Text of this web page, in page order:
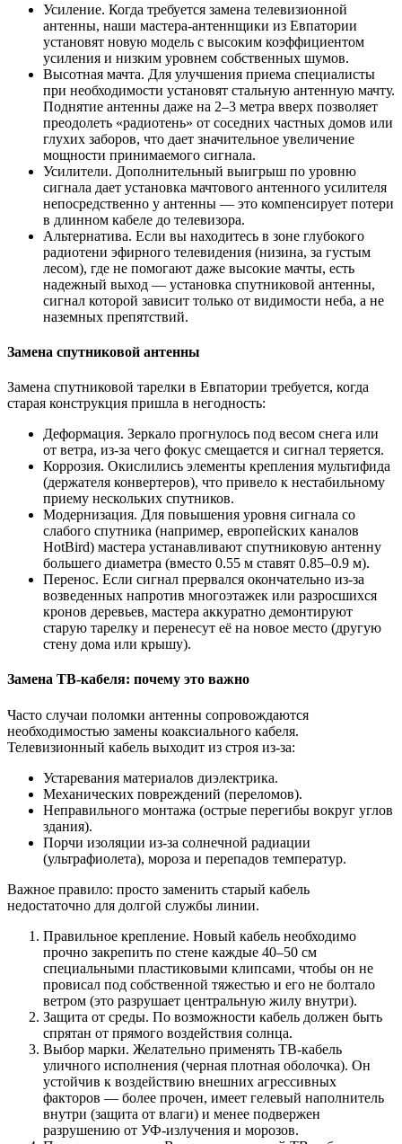
Усиление. Когда требуется замена телевизионной
антенны, наши мастера-антеннщики из Евпатории
установят новую модель с высоким коэффициентом
усиления и низким уровнем собственных шумов.
Высотная мачта. Для улучшения приема специалисты
при необходимости установят стальную антенную мачту.
Поднятие антенны даже на 2–3 метра вверх позволяет
преодолеть «радиотень» от соседних частных домов или
глухих заборов, что дает значительное увеличение
мощности принимаемого сигнала.
Усилители. Дополнительный выигрыш по уровню
сигнала дает установка мачтового антенного усилителя
непосредственно у антенны — это компенсирует потери
в длинном кабеле до телевизора.
Альтернатива. Если вы находитесь в зоне глубокого
радиотени эфирного телевидения (низина, за густым
лесом), где не помогают даже высокие мачты, есть
надежный выход — установка спутниковой антенны,
сигнал которой зависит только от видимости неба, а не
наземных препятствий.
Замена спутниковой антенны
Замена спутниковой тарелки в Евпатории требуется, когда
старая конструкция пришла в негодность:
Деформация. Зеркало прогнулось под весом снега или
от ветра, из-за чего фокус смещается и сигнал теряется.
Коррозия. Окислились элементы крепления мультифида
(держателя конвертеров), что привело к нестабильному
приему нескольких спутников.
Модернизация. Для повышения уровня сигнала со
слабого спутника (например, европейских каналов
HotBird) мастера устанавливают спутниковую антенну
большего диаметра (вместо 0.55 м ставят 0.85–0.9 м).
Перенос. Если сигнал прервался окончательно из-за
возведенных напротив многоэтажек или разросшихся
кронов деревьев, мастера аккуратно демонтируют
старую тарелку и перенесут её на новое место (другую
стену дома или крышу).
Замена ТВ-кабеля: почему это важно
Часто случаи поломки антенны сопровождаются
необходимостью замены коаксиального кабеля.
Телевизионный кабель выходит из строя из-за:
Устаревания материалов диэлектрика.
Механических повреждений (переломов).
Неправильного монтажа (острые перегибы вокруг углов
здания).
Порчи изоляции из-за солнечной радиации
(ультрафиолета), мороза и перепадов температур.
Важное правило: просто заменить старый кабель
недостаточно для долгой службы линии.
Правильное крепление. Новый кабель необходимо
прочно закрепить по стене каждые 40–50 см
специальными пластиковыми клипсами, чтобы он не
провисал под собственной тяжестью и его не болтало
ветром (это разрушает центральную жилу внутри).
Защита от среды. По возможности кабель должен быть
спрятан от прямого воздействия солнца.
Выбор марки. Желательно применять ТВ-кабель
уличного исполнения (черная плотная оболочка). Он
устойчив к воздействию внешних агрессивных
факторов — более прочен, имеет гелевый наполнитель
внутри (защита от влаги) и менее подвержен
разрушению от УФ-излучения и морозов.